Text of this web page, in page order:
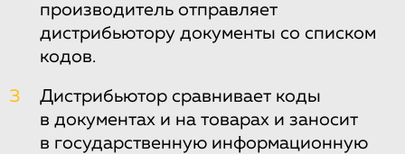
производитель отправляет
дистрибьютору документы со списком
кодов.
3
Дистрибьютор сравнивает коды
в документах и на товарах и заносит
в государственную информационную